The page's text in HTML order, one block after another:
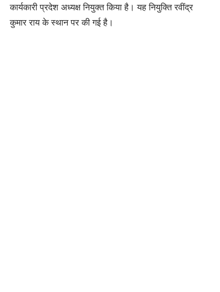
कार्यकारी प्रदेश अध्यक्ष नियुक्त किया है। यह नियुक्ति रवींद्र
कुमार राय के स्थान पर की गई है।